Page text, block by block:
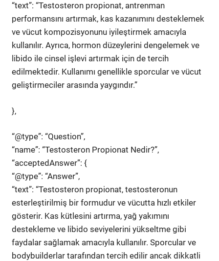
“text”: “Testosteron propionat, antrenman
performansını artırmak, kas kazanımını desteklemek
ve vücut kompozisyonunu iyileştirmek amacıyla
kullanılır. Ayrıca, hormon düzeylerini dengelemek ve
libido ile cinsel işlevi artırmak için de tercih
edilmektedir. Kullanımı genellikle sporcular ve vücut
geliştirmeciler arasında yaygındır.”
},
“@type”: “Question”,
“name”: “Testosteron Propionat Nedir?”,
“acceptedAnswer”: {
“@type”: “Answer”,
“text”: “Testosteron propionat, testosteronun
esterleştirilmiş bir formudur ve vücutta hızlı etkiler
gösterir. Kas kütlesini artırma, yağ yakımını
destekleme ve libido seviyelerini yükseltme gibi
faydalar sağlamak amacıyla kullanılır. Sporcular ve
bodybuilderlar tarafından tercih edilir ancak dikkatli